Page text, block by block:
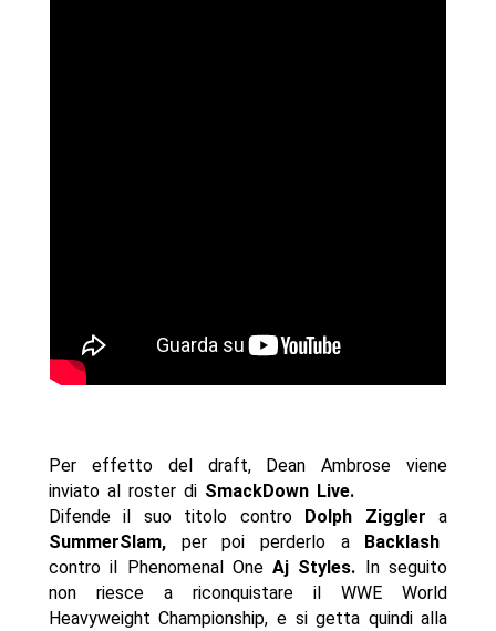
Per effetto del draft, Dean Ambrose viene
inviato al roster di SmackDown Live.
Difende il suo titolo controDolph Zigglera
SummerSlam, per poi perderlo a
Backlash
contro il Phenomenal OneAj Styles.
In seguito
non riesce a riconquistare il WWE World
Heavyweight Championship, e si getta quindi alla